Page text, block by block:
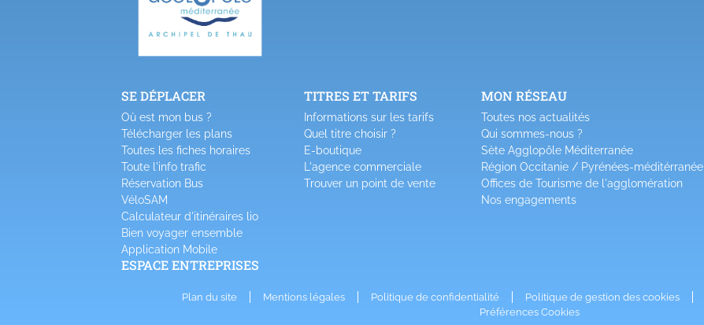
SE DÉPLACER
Où est mon bus ?
Télécharger les plans
Toutes les fiches horaires
Toute l'info trafic
Réservation Bus
VéloSAM
Calculateur d'itinéraires lio
Bien voyager ensemble
Application Mobile
TITRES ET TARIFS
Informations sur les tarifs
Quel titre choisir ?
E-boutique
L'agence commerciale
Trouver un point de vente
MON RÉSEAU
Toutes nos actualités
Qui sommes-nous ?
Sète Agglopôle Méditerranée
Région Occitanie / Pyrénées-méditérranée
Offices de Tourisme de l'agglomération
Nos engagements
ESPACE ENTREPRISES
Plan du site Mentions légales Politique de confidentialité Politique de gestion descookies
Préférences Cookies